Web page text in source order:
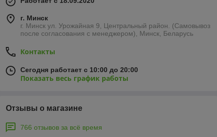
г. Минск
г. Минск ул. Урожайная 9, Центральный район. (Самовывоз
после согласования с менеджером), Минск, Беларусь
Контакты
Сегодня работает с 10:00 до 20:00
Показать весь график работы
Отзывы о магазине
766 отзывов за всё время